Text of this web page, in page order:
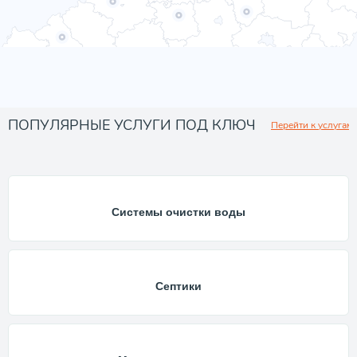
ПОПУЛЯРНЫЕ УСЛУГИ ПОД КЛЮЧ Перейти к услугам
Системы очистки воды
Септики